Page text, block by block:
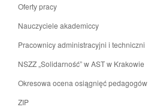
Oferty pracy
Nauczyciele akademiccy
Pracownicy administracyjni i techniczni
NSZZ „Solidarność” w AST w Krakowie
Okresowa ocena osiągnięć pedagogów
ZIP